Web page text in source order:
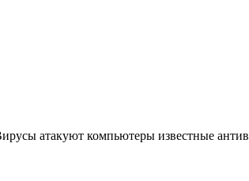
атакуют компьютеры известные